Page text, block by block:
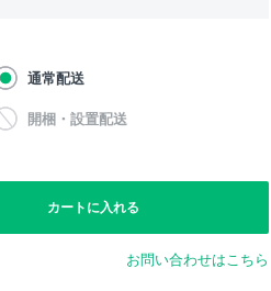
通常配送
開梱・設置配送
カートに入れる
お問い合わせはこちら